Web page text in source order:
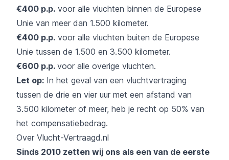
€400 p.p. voor alle vluchten binnen de Europese
Unie van meer dan 1.500 kilometer.
€400 p.p. voor alle vluchten buiten de Europese
Unie tussen de 1.500 en 3.500 kilometer.
€600 p.p. voor alle overige vluchten.
Let op: In het geval van een vluchtvertraging
tussen de drie en vier uur met een afstand van
3.500 kilometer of meer, heb je recht op 50% van
het compensatiebedrag.
Over Vlucht-Vertraagd.nl
Sinds 2010 zetten wij ons als een van de eerste